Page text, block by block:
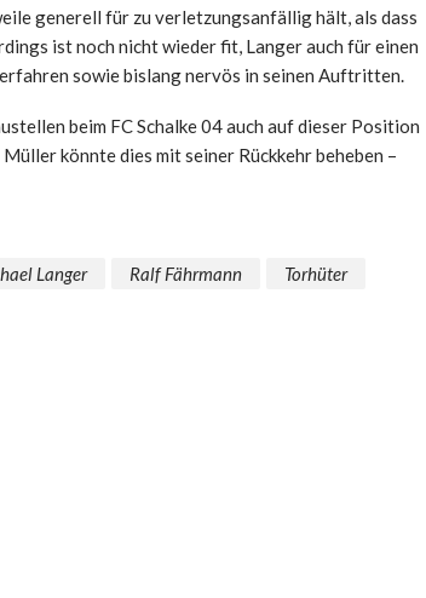
generell für zu verletzungsanfällig hält, als dass
ist noch nicht wieder fit, Langer auch für einen
sowie bislang nervös in seinen Auftritten.
beim FC Schalke 04 auch auf dieser Position
könnte dies mit seiner Rückkehr beheben –
Langer Ralf Fährmann Torhüter